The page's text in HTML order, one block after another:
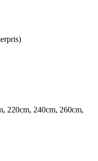
220cm, 240cm, 260cm,